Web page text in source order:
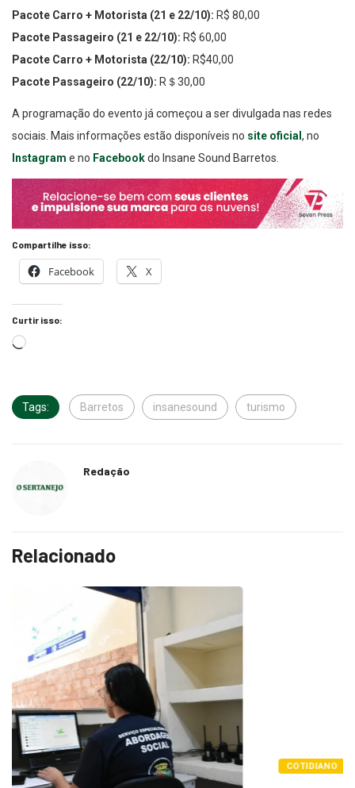
Pacote Carro + Motorista (21 e 22/10): R$ 80,00
Pacote Passageiro (21 e 22/10): R$ 60,00
Pacote Carro + Motorista (22/10): R$40,00
Pacote Passageiro (22/10): R＄30,00
A programação do evento já começou a ser divulgada nas redes
sociais. Mais informações estão disponíveis no site oficial, no
Instagram e no Facebookdo Insane Sound Barretos.
Compartilhe isso:
Facebook X
Curtir isso:
Tags: Barretos insanesound turismo
Redação
Relacionado